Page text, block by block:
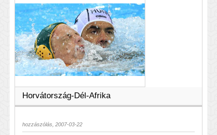
Horvátország-Dél-Afrika
hozzászólás, 2007-03-22